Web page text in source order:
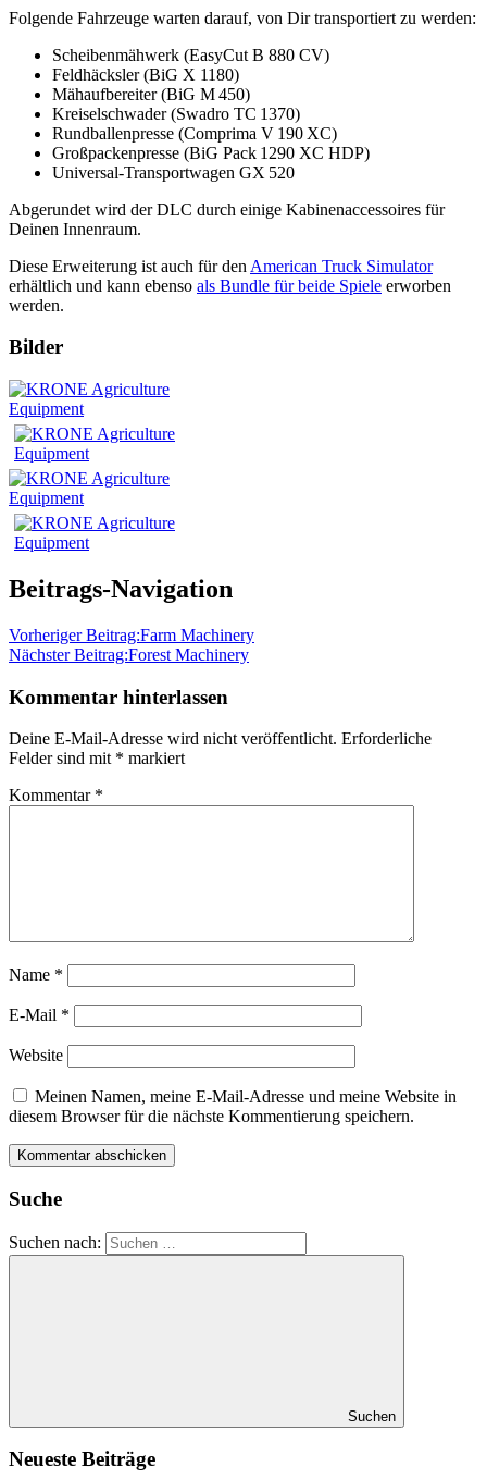
Folgende Fahrzeuge warten darauf, von Dir transportiert zu werden:
Scheibenmähwerk (EasyCut B 880 CV)
Feldhäcksler (BiG X 1180)
Mähaufbereiter (BiG M 450)
Kreiselschwader (Swadro TC 1370)
Rundballenpresse (Comprima V 190 XC)
Großpackenpresse (BiG Pack 1290 XC HDP)
Universal-Transportwagen GX 520
Abgerundet wird der DLC durch einige Kabinenaccessoires für
Deinen Innenraum.
Diese Erweiterung ist auch für den American Truck Simulator
erhältlich und kann ebenso als Bundle für beide Spiele erworben
werden.
Bilder
Beitrags-Navigation
Vorheriger Beitrag:Farm Machinery
Nächster Beitrag:Forest Machinery
Kommentar hinterlassen
Deine E-Mail-Adresse wird nicht veröffentlicht. Erforderliche
Felder sind mit * markiert
Kommentar *
Name *
E-Mail *
Website
Meinen Namen, meine E-Mail-Adresse und meine Website in
diesem Browser für die nächste Kommentierung speichern.
Suche
Suchen nach:
Suchen
Neueste Beiträge